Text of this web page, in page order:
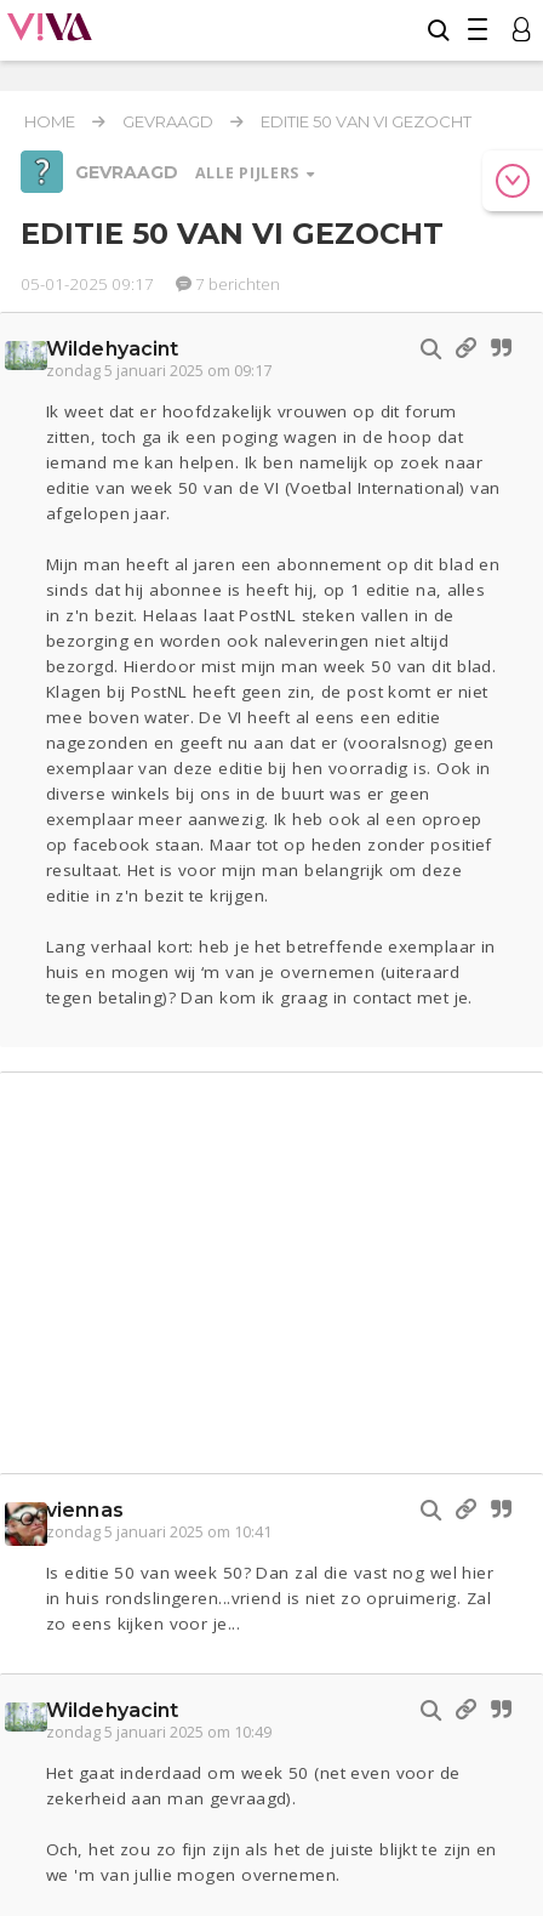
HOME GEVRAAGD EDITIE 50 VAN VI GEZOCHT
GEVRAAGD ALLE PIJLERS
Relaties
Werk & Studie
COVID-19
Overig
Actueel
Oekraïne
Entertainment
Lijf & Lijn
Kinderen
Digi Eten
Mode & Beauty
Zwanger
Psyche Thuis
Klussen
Contact
Gevraagd
Horen Doen Zien
Lezen
EDITIE 50 VAN VI GEZOCHT
05-01-2025 09:17 7 berichten
Wildehyacint
zondag 5 januari 2025 om 09:17
Ik weet dat er hoofdzakelijk vrouwen op dit forum
zitten, toch ga ik een poging wagen in de hoop dat
iemand me kan helpen. Ik ben namelijk op zoek naar
editie van week 50 van de VI (Voetbal International) van
afgelopen jaar.
Mijn man heeft al jaren een abonnement op dit blad en
sinds dat hij abonnee is heeft hij, op 1 editie na, alles
in z'n bezit. Helaas laat PostNL steken vallen in de
bezorging en worden ook naleveringen niet altijd
bezorgd. Hierdoor mist mijn man week 50 van dit blad.
Klagen bij PostNL heeft geen zin, de post komt er niet
mee boven water. De VI heeft al eens een editie
nagezonden en geeft nu aan dat er (vooralsnog) geen
exemplaar van deze editie bij hen voorradig is. Ook in
diverse winkels bij ons in de buurt was er geen
exemplaar meer aanwezig. Ik heb ook al een oproep
op facebook staan. Maar tot op heden zonder positief
resultaat. Het is voor mijn man belangrijk om deze
editie in z'n bezit te krijgen.
Lang verhaal kort: heb je het betreffende exemplaar in
huis en mogen wij ‘m van je overnemen (uiteraard
tegen betaling)? Dan kom ik graag in contact met je.
viennas
zondag 5 januari 2025 om 10:41
Is editie 50 van week 50? Dan zal die vast nog wel hier
in huis rondslingeren...vriend is niet zo opruimerig. Zal
zo eens kijken voor je...
Wildehyacint
zondag 5 januari 2025 om 10:49
Het gaat inderdaad om week 50 (net even voor de
zekerheid aan man gevraagd).
Och, het zou zo fijn zijn als het de juiste blijkt te zijn en
we 'm van jullie mogen overnemen.